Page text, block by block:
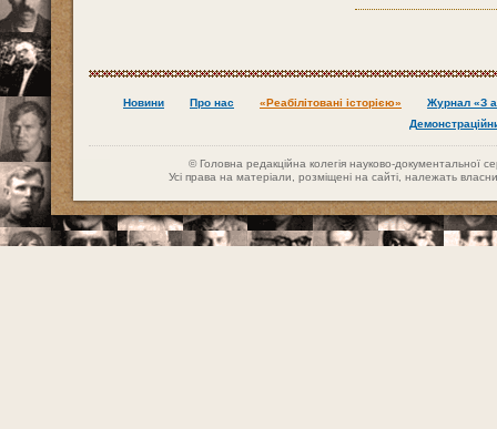
Новини Про нас «Реабілітовані історією»
Журнал «З
© Головна редакційна колегія науково-документальної
Усі права на матеріали, розміщені на сайті, належать